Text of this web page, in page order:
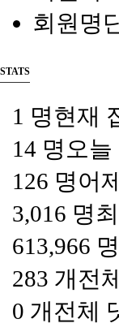
회원명
STATS
1 명현재
14 명 오
126 명어
3,016 명
613,966 명
283 개전
0 개전체